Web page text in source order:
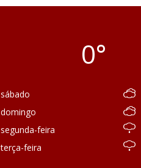
0°
sábado
domingo
segunda-feira
terça-feira